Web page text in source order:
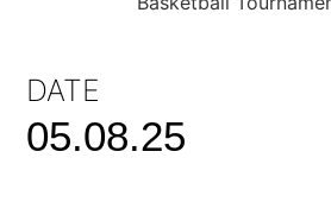
DATE
05.08.25